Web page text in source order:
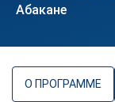
Абакане
О ПРОГРАММЕ